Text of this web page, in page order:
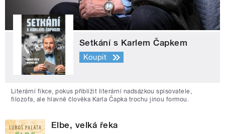
Setkání s Karlem Čapkem
Koupit
Literární fikce, pokus přiblížit literární nadsázkou spisovatele,
filozofa, ale hlavně člověka Karla Čapka trochu jinou formou.
Elbe, velká řeka